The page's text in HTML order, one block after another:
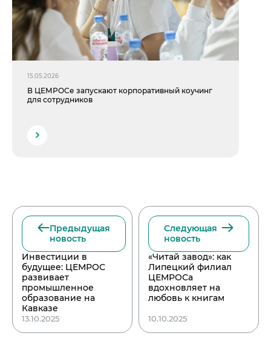
15.05.2026
В ЦЕМРОСе запускают корпоративный коучинг
для сотрудников
Предыдущая
новость
Инвестиции в
будущее: ЦЕМРОС
развивает
промышленное
образование на
Кавказе
13.10.2025
Следующая
новость
«Читай завод»: как
Липецкий филиал
ЦЕМРОСа
вдохновляет на
любовь к книгам
10.10.2025